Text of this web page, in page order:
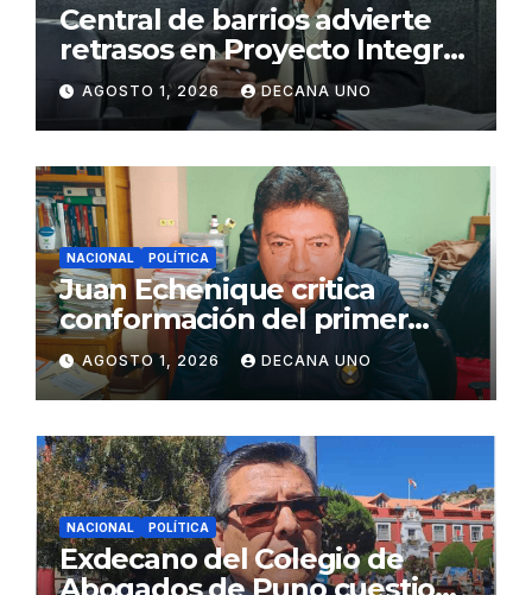
Central de barrios advierte
retrasos en Proyecto Integral
de Agua y Alcantarillado para
Juliaca
AGOSTO 1, 2026 DECANA UNO
NACIONAL POLÍTICA
Juan Echenique critica
conformación del primer
gabinete ministerial de Keiko
Fujimori
AGOSTO 1, 2026 DECANA UNO
NACIONAL POLÍTICA
Exdecano del Colegio de